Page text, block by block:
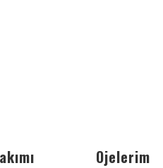
Ojelerim